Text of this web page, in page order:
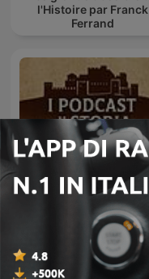
l'Histoire par Franck
Ferrand
I Podcast di Storia